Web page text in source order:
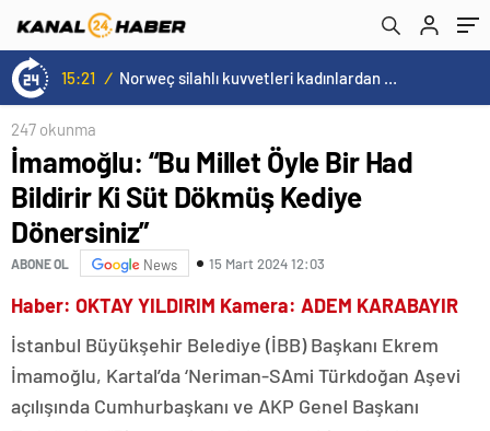
15:21 / Norweç silahlı kuvvetleri kadınlardan oluşan özel kuvvetler eğitimlerini başlattı.
247 okunma
İmamoğlu: “Bu Millet Öyle Bir Had
Bildirir Ki Süt Dökmüş Kediye
Dönersiniz”
ABONE OL News 15 Mart 2024 12:03
Haber: OKTAY YILDIRIM Kamera: ADEM KARABAYIR
İstanbul Büyükşehir Belediye (İBB) Başkanı Ekrem
İmamoğlu, Kartal’da ‘Neriman-SAmi Türkdoğan Aşevi
açılışında Cumhurbaşkanı ve AKP Genel Başkanı